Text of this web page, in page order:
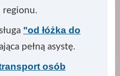
regionu.
"od łóżka do
pełną asystę.
osób